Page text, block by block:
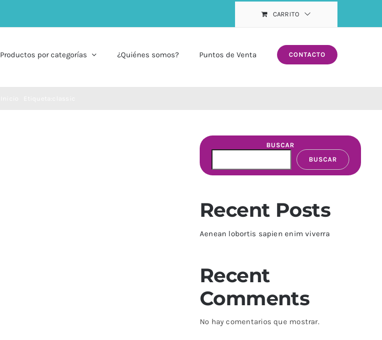
CARRITO
Productos por categorías ¿Quiénes somos? Puntos de Venta CONTACTO
BUSCAR
BUSCAR
Recent Posts
Aenean lobortis sapien enim viverra
Recent
Comments
No hay comentarios que mostrar.